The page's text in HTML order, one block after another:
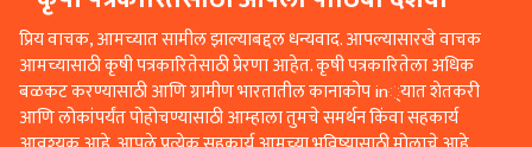
प्रिय वाचक, आमच्यात सामील झाल्याबद्दल धन्यवाद. आपल्यासारखे वाचक
आमच्यासाठी कृषी पत्रकारितेसाठी प्रेरणा आहेत. कृषी पत्रकारितेला अधिक
बळकट करण्यासाठी आणि ग्रामीण भारतातील कानाकोप in्यात शेतकरी
आणि लोकांपर्यंत पोहोचण्यासाठी आम्हाला तुमचे समर्थन किंवा सहकार्य
आवश्यक आहे. आपले प्रत्येक सहकार्य आमच्या भविष्यासाठी मोलाचे आहे.